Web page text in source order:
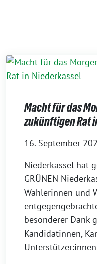
Macht für das
zukünftigen Rat
16. September
Niederkassel hat
GRÜNEN
Wählerinnen und
besonderer Dank
Kandidatinnen,